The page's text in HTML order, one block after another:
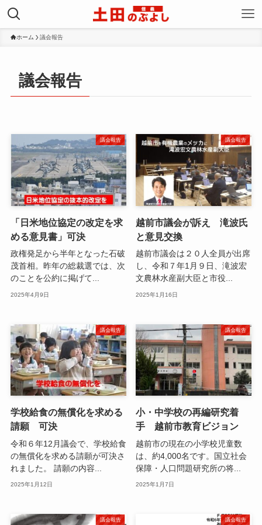
ホーム 議会報告
議会報告
議会報告
「日米地位協定の改定を求
める意見書」可決
政権発足から半年となった石破
茂首相。昨年の総裁選では、次
のことを公約に掲げて...
2025年4月9日
議会報告
越前市議会が訴え 滝波氏
と意見交換
越前市議会は２０人全員が出席
し、令和７年1月９日、滝波宏
文農林水産副大臣と市役...
2025年1月16日
議会報告
学校給食の無償化を求める
請願 可決
令和６年12月議会で、学校給食
の無償化を求める請願が可決さ
れました。 請願の内容...
2025年1月12日
議会報告
小・中学校の再編研究着
手 越前市教育ビジョン
越前市の現在の小学校児童数
は、約4,000名です。国立社会
保障・人口問題研究所の将...
2025年1月7日
議会報告 議会報告